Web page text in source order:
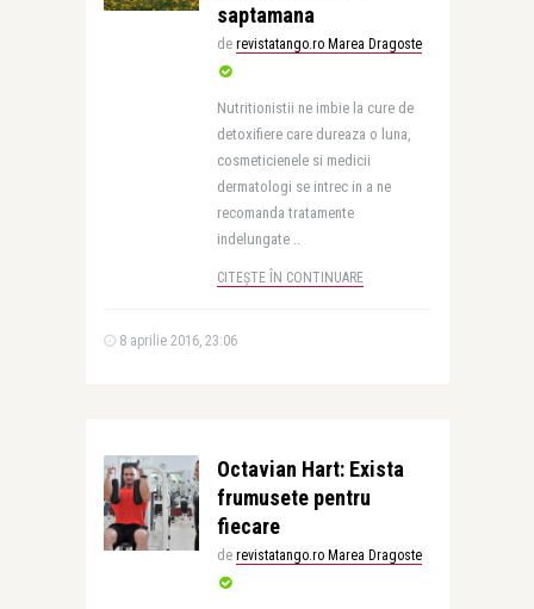
saptamana
de revistatango.ro Marea Dragoste
Nutritionistii ne imbie la cure de
detoxifiere care dureaza o luna,
cosmeticienele si medicii
dermatologi se intrec in a ne
recomanda tratamente
indelungate ..
CITEȘTE ÎN CONTINUARE
8 aprilie 2016, 23:06
Octavian Hart: Exista
frumusete pentru
fiecare
de revistatango.ro Marea Dragoste